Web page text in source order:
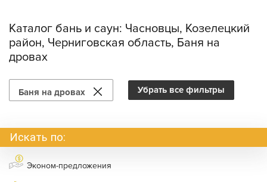
Каталог бань и саун: Часновцы, Козелецкий
район, Черниговская область, Баня на
дровах
Баня на дровах Убрать все фильтры
Искать по:
Эконом-предложения